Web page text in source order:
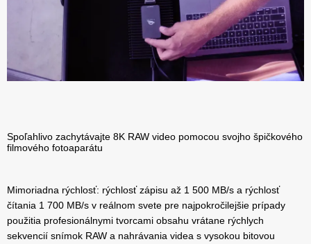
Spoľahlivo zachytávajte 8K RAW video pomocou svojho špičkového
filmového fotoaparátu
Mimoriadna rýchlosť: rýchlosť zápisu až 1 500 MB/s a rýchlosť
čítania 1 700 MB/s v reálnom svete pre najpokročilejšie prípady
použitia profesionálnymi tvorcami obsahu vrátane rýchlych
sekvencií snímok RAW a nahrávania videa s vysokou bitovou